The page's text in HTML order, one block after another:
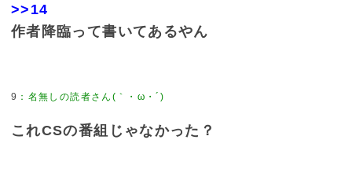
>>14
作者降臨って書いてあるやん
9 ： 名無しの読者さん(｀・ω・´)
これCSの番組じゃなかった？